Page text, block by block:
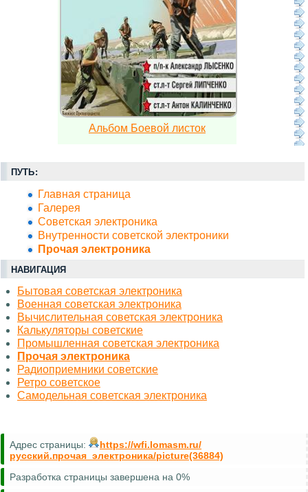
Альбом Боевой листок
ПУТЬ:
Главная страница
Галерея
Советская электроника
Внутренности советской электроники
Прочая электроника
НАВИГАЦИЯ
Бытовая советская электроника
Военная советская электроника
Вычислительная советская электроника
Калькуляторы советские
Промышленная советская электроника
Прочая электроника
Радиоприемники советские
Ретро советское
Самодельная советская электроника
Адрес страницы:
https://wfi.lomasm.ru/
русский.прочая_электроника/picture(36884)
Разработка страницы завершена на 0%